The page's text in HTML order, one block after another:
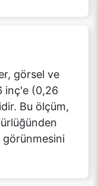
görsel ve
inç'e (0,26
Bu ölçüm,
görünmesini